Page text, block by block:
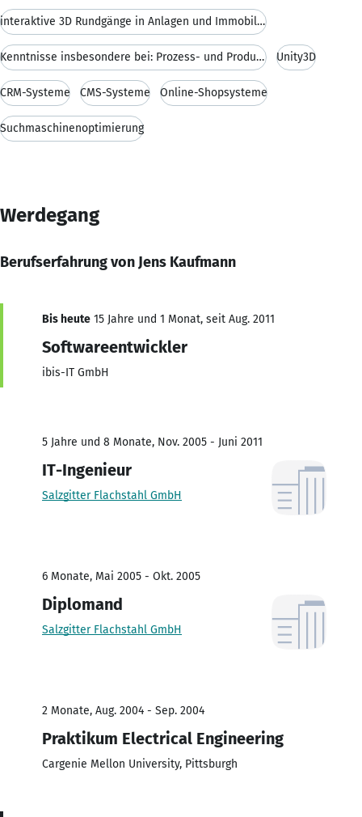
interaktive 3D Rundgänge in Anlagen und Immobilien
Kenntnisse insbesondere bei: Prozess- und Produkti Unity3D
CRM-Systeme CMS-Systeme Online-Shopsysteme
Suchmaschinenoptimierung
Werdegang
Berufserfahrung von Jens Kaufmann
Bis heute 15 Jahre und 1 Monat, seit Aug. 2011
Softwareentwickler
ibis-IT GmbH
5 Jahre und 8 Monate, Nov. 2005 - Juni 2011
IT-Ingenieur
Salzgitter Flachstahl GmbH
6 Monate, Mai 2005 - Okt. 2005
Diplomand
Salzgitter Flachstahl GmbH
2 Monate, Aug. 2004 - Sep. 2004
Praktikum Electrical Engineering
Cargenie Mellon University, Pittsburgh